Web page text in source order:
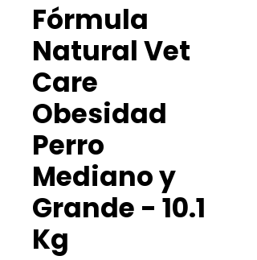
Fórmula
Natural Vet
Care
Obesidad
Perro
Mediano y
Grande - 10.1
Kg